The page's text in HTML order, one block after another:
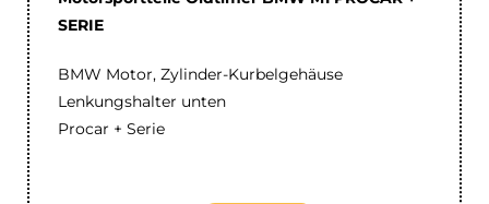
SERIE
BMW Motor, Zylinder-Kurbelgehäuse
Lenkungshalter unten
Procar + Serie